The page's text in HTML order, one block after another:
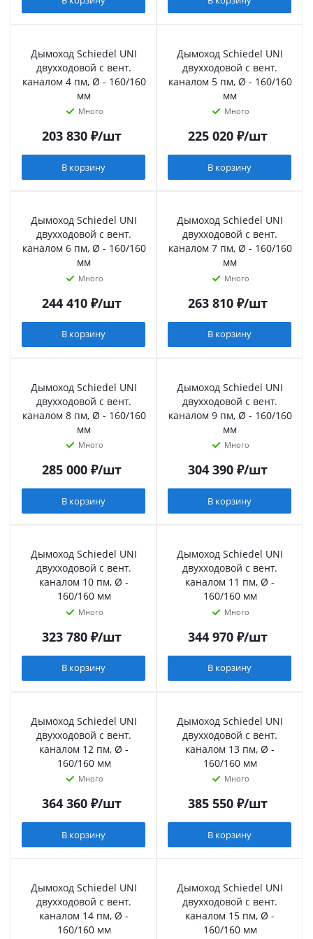
Дымоход Schiedel UNI
двухходовой с вент.
каналом 4 пм, Ø - 160/160
мм
Много
203 830₽/шт
В корзину
Дымоход Schiedel UNI
двухходовой с вент.
каналом 5 пм, Ø - 160/160
мм
Много
225 020₽/шт
В корзину
Дымоход Schiedel UNI
двухходовой с вент.
каналом 6 пм, Ø - 160/160
мм
Много
244 410₽/шт
В корзину
Дымоход Schiedel UNI
двухходовой с вент.
каналом 7 пм, Ø - 160/160
мм
Много
263 810₽/шт
В корзину
Дымоход Schiedel UNI
двухходовой с вент.
каналом 8 пм, Ø - 160/160
мм
Много
285 000₽/шт
В корзину
Дымоход Schiedel UNI
двухходовой с вент.
каналом 9 пм, Ø - 160/160
мм
Много
304 390₽/шт
В корзину
Дымоход Schiedel UNI
двухходовой с вент.
каналом 10 пм, Ø -
160/160 мм
Много
323 780₽/шт
В корзину
Дымоход Schiedel UNI
двухходовой с вент.
каналом 11 пм, Ø -
160/160 мм
Много
344 970₽/шт
В корзину
Дымоход Schiedel UNI
двухходовой с вент.
каналом 12 пм, Ø -
160/160 мм
Много
364 360₽/шт
В корзину
Дымоход Schiedel UNI
двухходовой с вент.
каналом 13 пм, Ø -
160/160 мм
Много
385 550₽/шт
В корзину
Дымоход Schiedel UNI
двухходовой с вент.
каналом 14 пм, Ø -
160/160 мм
Дымоход Schiedel UNI
двухходовой с вент.
каналом 15 пм, Ø -
160/160 мм